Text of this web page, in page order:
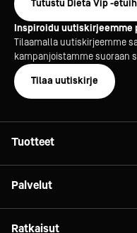
Tutustu Dieta Vip -
Inspiroidu uutiskirjeemme
Tilaamalla uutiskirjeemme
kampanjoistamme suoraan
Tilaa uutiskirje
Tuotteet
Astiat
Tarvikkeet
Palvelut
Konsultointi